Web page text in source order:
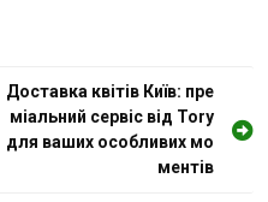
Доставка квітів Київ: пре
міальний сервіс від Tory
для ваших особливих мо
ментів